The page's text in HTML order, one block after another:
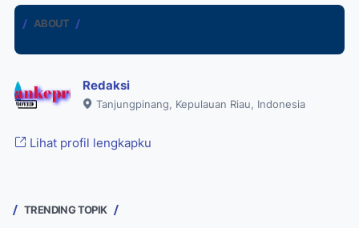
ABOUT
Redaksi
Tanjungpinang, Kepulauan Riau, Indonesia
Lihat profil lengkapku
TRENDING TOPIK